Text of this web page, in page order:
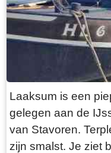
Laaksum is een
gelegen aan de
van Stavoren.
zijn smalst. Je ziet